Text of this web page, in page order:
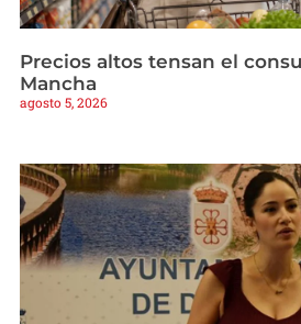
Precios altos tensan el
Mancha
agosto 5, 2026